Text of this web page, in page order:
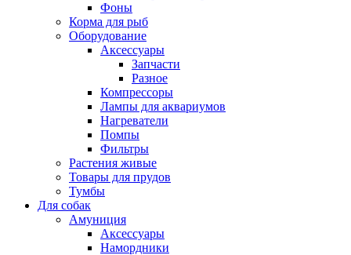
Фоны
Корма для рыб
Оборудование
Аксессуары
Запчасти
Разное
Компрессоры
Лампы для аквариумов
Нагреватели
Помпы
Фильтры
Растения живые
Товары для прудов
Тумбы
Для собак
Амуниция
Аксессуары
Намордники